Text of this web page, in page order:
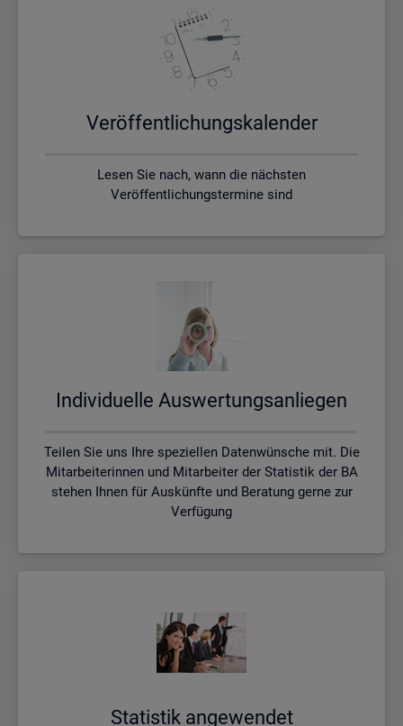
Ver­öf­fent­li­chungs­ka­len­der
Lesen Sie nach, wann die nächsten
Veröffentlichungstermine sind
In­di­vi­du­el­le Aus­wer­tungs­an­lie­gen
Teilen Sie uns Ihre speziellen Datenwünsche mit. Die
Mitarbeiterinnen und Mitarbeiter der Statistik der BA
stehen Ihnen für Auskünfte und Beratung gerne zur
Verfügung
Sta­tis­tik an­ge­wen­det